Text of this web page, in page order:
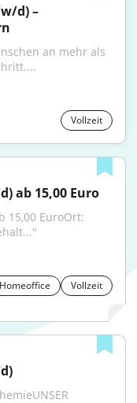
d) –
an mehr als
Vollzeit
ab 15,00 Euro
15,00 EuroOrt:
Homeoffice
Vollzeit